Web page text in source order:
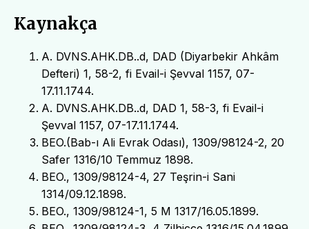
Kaynakça
A. DVNS.AHK.DB..d, DAD (Diyarbekir Ahkâm
Defteri) 1, 58-2, fi Evail-i Şevval 1157, 07-
17.11.1744.
A. DVNS.AHK.DB..d, DAD 1, 58-3, fi Evail-i
Şevval 1157, 07-17.11.1744.
BEO.(Bab-ı Ali Evrak Odası), 1309/98124-2, 20
Safer 1316/10 Temmuz 1898.
BEO., 1309/98124-4, 27 Teşrin-i Sani
1314/09.12.1898.
BEO., 1309/98124-1, 5 M 1317/16.05.1899.